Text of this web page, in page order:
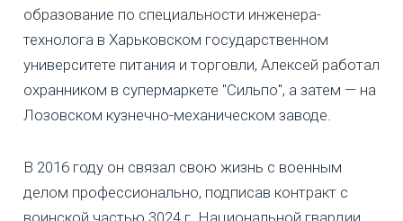
образование по специальности инженера-
технолога в Харьковском государственном
университете питания и торговли, Алексей работал
охранником в супермаркете "Сильпо", а затем — на
Лозовском кузнечно-механическом заводе.
В 2016 году он связал свою жизнь с военным
делом профессионально, подписав контракт с